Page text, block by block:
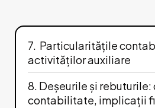
7. Particularitățile
activităților auxiliare
8. Deșeurile și
contabilitate, implicații